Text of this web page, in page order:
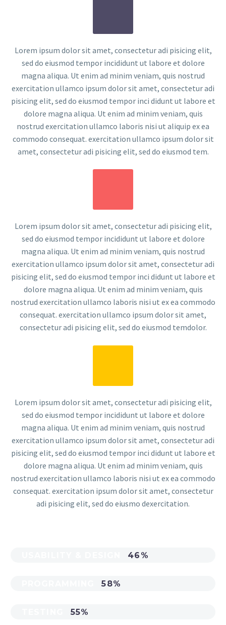
Lorem ipsum dolor sit amet, consectetur adi pisicing elit,
sed do eiusmod tempor incididunt ut labore et dolore
magna aliqua. Ut enim ad minim veniam, quis nostrud
exercitation ullamco ipsum dolor sit amet, consectetur adi
pisicing elit, sed do eiusmod tempor inci didunt ut labore et
dolore magna aliqua. Ut enim ad minim veniam, quis
nostrud exercitation ullamco laboris nisi ut aliquip ex ea
commodo consequat. exercitation ullamco ipsum dolor sit
amet, consectetur adi pisicing elit, sed do eiusmod tem.
Lorem ipsum dolor sit amet, consectetur adi pisicing elit,
sed do eiusmod tempor incididunt ut labore et dolore
magna aliqua. Ut enim ad minim veniam, quis nostrud
exercitation ullamco ipsum dolor sit amet, consectetur adi
pisicing elit, sed do eiusmod tempor inci didunt ut labore et
dolore magna aliqua. Ut enim ad minim veniam, quis
nostrud exercitation ullamco laboris nisi ut ex ea commodo
consequat. exercitation ullamco ipsum dolor sit amet,
consectetur adi pisicing elit, sed do eiusmod temdolor.
Lorem ipsum dolor sit amet, consectetur adi pisicing elit,
sed do eiusmod tempor incididunt ut labore et dolore
magna aliqua. Ut enim ad minim veniam, quis nostrud
exercitation ullamco ipsum dolor sit amet, consectetur adi
pisicing elit, sed do eiusmod tempor inci didunt ut labore et
dolore magna aliqua. Ut enim ad minim veniam, quis
nostrud exercitation ullamco laboris nisi ut ex ea commodo
consequat. exercitation ipsum dolor sit amet, consectetur
adi pisicing elit, sed do eiusmo dexercitation.
46%
58%
55%